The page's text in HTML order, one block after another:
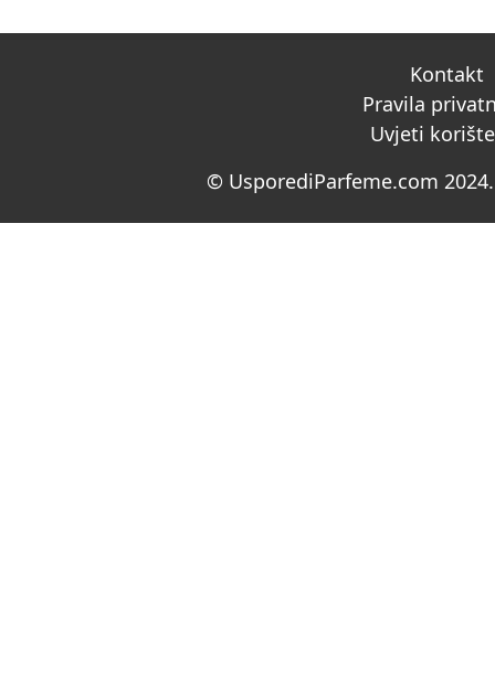
Kontakt
Pravila
Uvjeti
© UsporediParfeme.com